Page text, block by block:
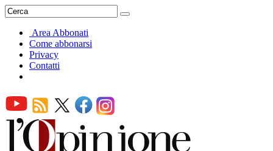
Area Abbonati
Come abbonarsi
Privacy
Contatti